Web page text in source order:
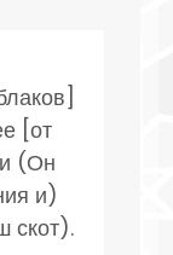
[от
(Он
и)
скот).